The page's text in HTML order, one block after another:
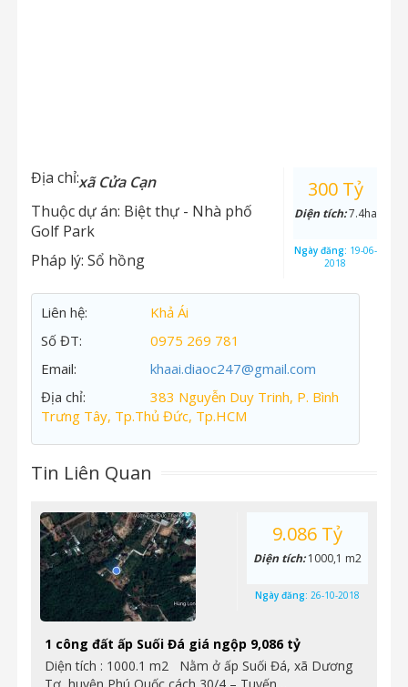
Địa chỉ:xã Cửa Cạn
Thuộc dự án: Biệt thự - Nhà phố
Golf Park
Pháp lý: Sổ hồng
300 Tỷ
Diện tích:7.4ha
Ngày đăng: 19-06-
2018
Liên hệ:
Khả Ái
Số ĐT:
0975 269 781
Email:
khaai.diaoc247@gmail.com
Địa chỉ:
383 Nguyễn Duy Trinh, P. Bình
Trưng Tây, Tp.Thủ Đức, Tp.HCM
Tin Liên Quan
1 công đất ấp Suối Đá giá ngộp 9,086 tỷ
Diện tích : 1000.1 m2 Nằm ở ấp Suối Đá, xã Dương
9.086 Tỷ
Diện tích:1000,1 m2
Ngày đăng: 26-10-2018